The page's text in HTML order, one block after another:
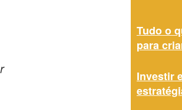
Tudo o
para
Investir